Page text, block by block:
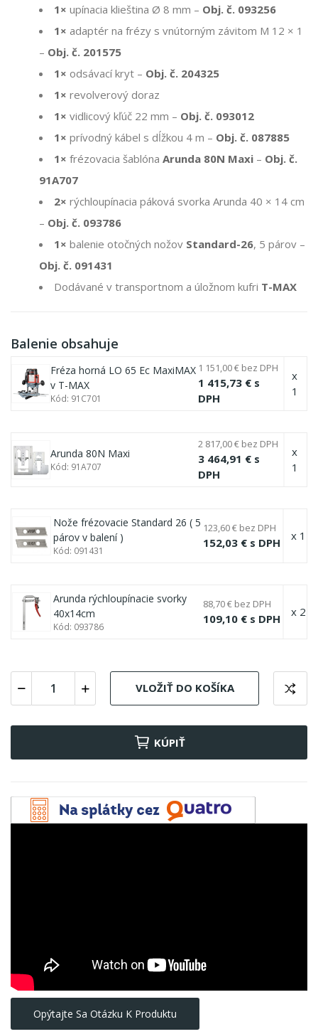
1× upínacia klieština Ø 8 mm – Obj. č. 093256
1× adaptér na frézy s vnútorným závitom M 12 × 1
– Obj. č. 201575
1× odsávací kryt – Obj. č. 204325
1× revolverový doraz
1× vidlicový kľúč 22 mm – Obj. č. 093012
1× prívodný kábel s dĺžkou 4 m – Obj. č. 087885
1× frézovacia šablóna Arunda 80N Maxi – Obj. č.
91A707
2× rýchloupínacia páková svorka Arunda 40 × 14 cm
– Obj. č. 093786
1× balenie otočných nožov Standard-26, 5 párov –
Obj. č. 091431
Dodávané v transportnom a úložnom kufri T-MAX
Balenie obsahuje
Fréza horná LO 65 Ec MaxiMAX
v T-MAX
Kód: 91C701
1 151,00 € bez DPH
1 415,73 € s
DPH
x
1
Arunda 80N Maxi
Kód: 91A707
2 817,00 € bez DPH
3 464,91 € s
DPH
x
1
Nože frézovacie Standard 26 ( 5
párov v balení )
Kód: 091431
123,60 € bez DPH
152,03 € s DPH x 1
Arunda rýchloupínacie svorky
40x14cm
Kód: 093786
88,70 € bez DPH
109,10 € s DPH x 2
VLOŽIŤ DO KOŠÍKA
KÚPIŤ
Opýtajte Sa Otázku K Produktu